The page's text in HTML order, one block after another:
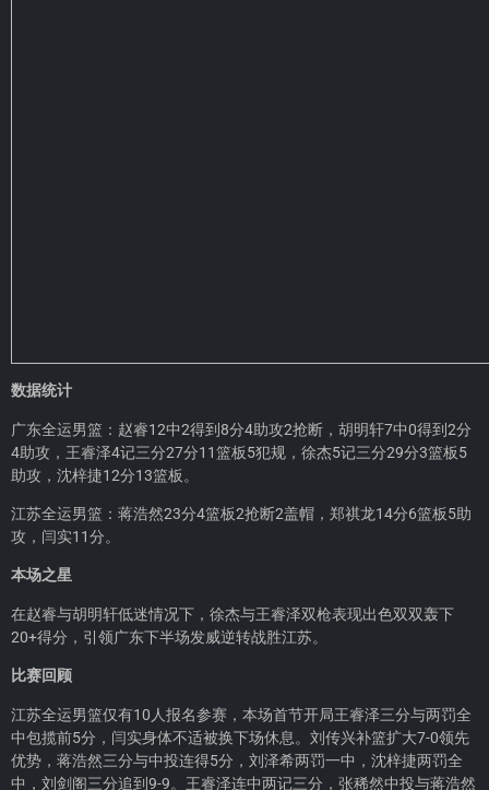
数据统计
广东全运男篮：赵睿12中2得到8分4助攻2抢断，胡明轩7中0得到2分
4助攻，王睿泽4记三分27分11篮板5犯规，徐杰5记三分29分3篮板5
助攻，沈梓捷12分13篮板。
江苏全运男篮：蒋浩然23分4篮板2抢断2盖帽，郑祺龙14分6篮板5助
攻，闫实11分。
本场之星
在赵睿与胡明轩低迷情况下，徐杰与王睿泽双枪表现出色双双轰下
20+得分，引领广东下半场发威逆转战胜江苏。
比赛回顾
江苏全运男篮仅有10人报名参赛，本场首节开局王睿泽三分与两罚全
中包揽前5分，闫实身体不适被换下场休息。刘传兴补篮扩大7-0领先
优势，蒋浩然三分与中投连得5分，刘泽希两罚一中，沈梓捷两罚全
中，刘剑阁三分追到9-9。王睿泽连中两记三分，张稀然中投与蒋浩然